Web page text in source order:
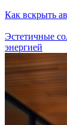
Как вскрыть
Эстетичные
энергией